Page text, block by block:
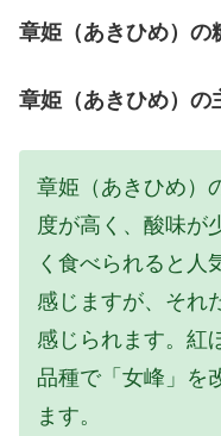
章姫（あきひめ）の
章姫（あきひめ）の
章姫（あきひめ）
度が高く、酸味が
く食べられると人
感じますが、それ
感じられます。紅
品種で「女峰」を
ます。